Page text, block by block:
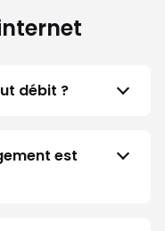
débit ?
est